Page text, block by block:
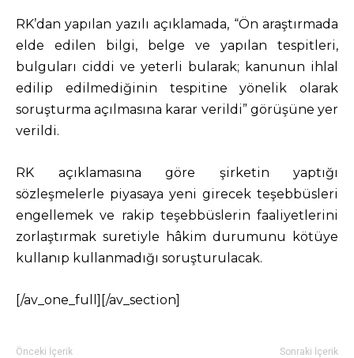
RK’dan yapılan yazılı açıklamada, “Ön araştırmada
elde edilen bilgi, belge ve yapılan tespitleri,
bulguları ciddi ve yeterli bularak; kanunun ihlal
edilip edilmediğinin tespitine yönelik olarak
soruşturma açılmasına karar verildi” görüşüne yer
verildi.
RK açıklamasına göre şirketin yaptığı
sözleşmelerle piyasaya yeni girecek teşebbüsleri
engellemek ve rakip teşebbüslerin faaliyetlerini
zorlaştırmak suretiyle hâkim durumunu kötüye
kullanıp kullanmadığı soruşturulacak.
[/av_one_full][/av_section]
Önceki İçerik Sonraki İçerik